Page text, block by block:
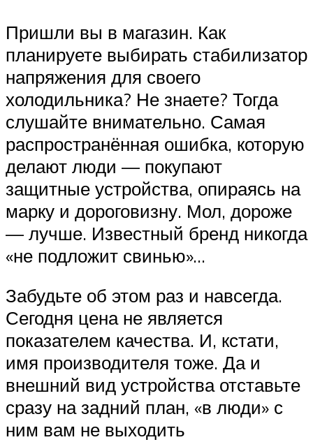
Пришли вы в магазин. Как
планируете выбирать стабилизатор
напряжения для своего
холодильника? Не знаете? Тогда
слушайте внимательно. Самая
распространённая ошибка, которую
делают люди — покупают
защитные устройства, опираясь на
марку и дороговизну. Мол, дороже
— лучше. Известный бренд никогда
«не подложит свинью»…
Забудьте об этом раз и навсегда.
Сегодня цена не является
показателем качества. И, кстати,
имя производителя тоже. Да и
внешний вид устройства отставьте
сразу на задний план, «в люди» с
ним вам не выходить